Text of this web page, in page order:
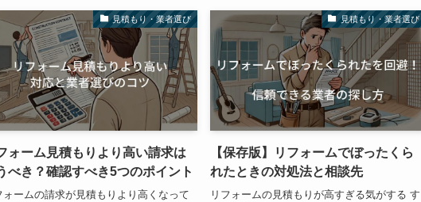
見積もり・業者選び
ォーム見積もりより高い請求は
べき？確認すべき5つのポイント
ォームの請求が見積もりより高くなって
見積もり・業者選び
【保存版】リフォームでぼったくら
れたときの対処法と相談先
リフォームの見積もりが高すぎる気がする す